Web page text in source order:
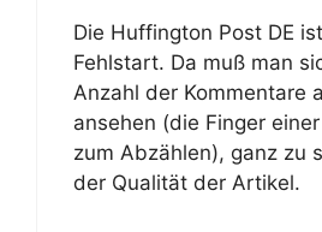
Die Huffington Post DE
Fehlstart. Da muß man
Anzahl der Kommentare
ansehen (die Finger
zum Abzählen), ganz zu
der Qualität der Artikel.